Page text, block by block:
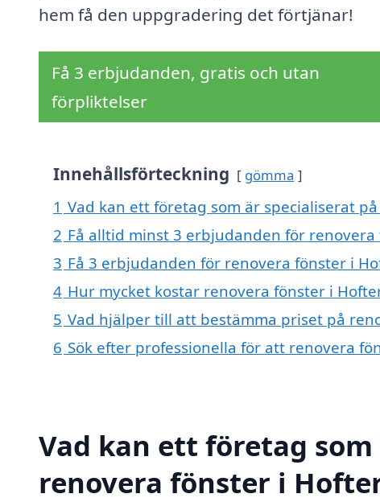
hem få den uppgradering det förtjänar!
Få 3 erbjudanden, gratis och utan
förpliktelser
Innehållsförteckning gömma
1 Vad kan ett företag som är specialiserat
2 Få alltid minst 3 erbjudanden för
3 Få 3 erbjudanden för renovera fönster i
4 Hur mycket kostar renovera fönster i
5 Vad hjälper till att bestämma priset på
6 Sök efter professionella för att renovera
Vad kan ett företag
renovera fönster i